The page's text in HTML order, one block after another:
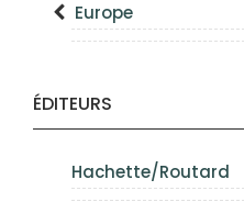
Europe
ÉDITEURS
Hachette/Routard